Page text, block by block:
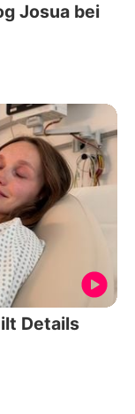
Josua bei
Details